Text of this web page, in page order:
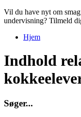
Vil du have nyt om
undervisning? Tilmeld
Hjem
Indhold
Søger...